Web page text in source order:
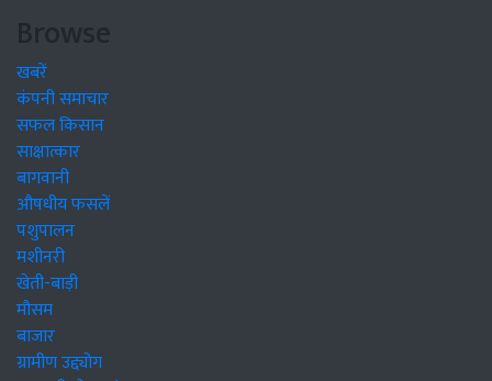
Browse
खबरें
कंपनी समाचार
सफल किसान
साक्षात्कार
बागवानी
औषधीय फसलें
पशुपालन
मशीनरी
खेती-बाड़ी
मौसम
बाजार
ग्रामीण उद्द्योग